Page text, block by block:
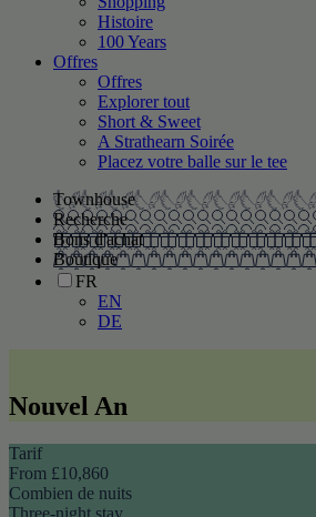
Histoire
100 Years
Offres
Offres
Explorer tout
Short & Sweet
A Strathearn Soirée
Placez votre balle sur le tee
Townhouse
Recherche
Bons d'achat
Boutique
FR
EN
DE
Nouvel An
Tarif
From £10,860
Combien de nuits
Three-night stay